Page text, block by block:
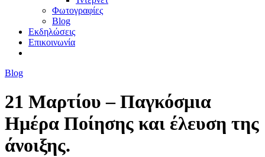
Φωτογραφίες
Blog
Εκδηλώσεις
Επικοινωνία
Blog
21 Μαρτίου – Παγκόσμια
Ημέρα Ποίησης και έλευση της
άνοιξης.